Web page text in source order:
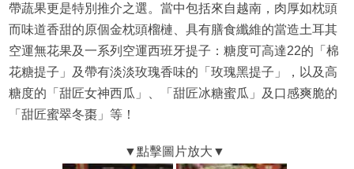
帶蔬果更是特別推介之選。當中包括來自越南，肉厚如枕頭
而味道香甜的原個金枕頭榴槤、具有膳食纖維的當造土耳其
空運無花果及一系列空運西班牙提子：糖度可高達22的「棉
花糖提子」及帶有淡淡玫瑰香味的「玫瑰黑提子」，以及高
糖度的「甜匠女神西瓜」、「甜匠冰糖蜜瓜」及口感爽脆的
「甜匠蜜翠冬棗」等！